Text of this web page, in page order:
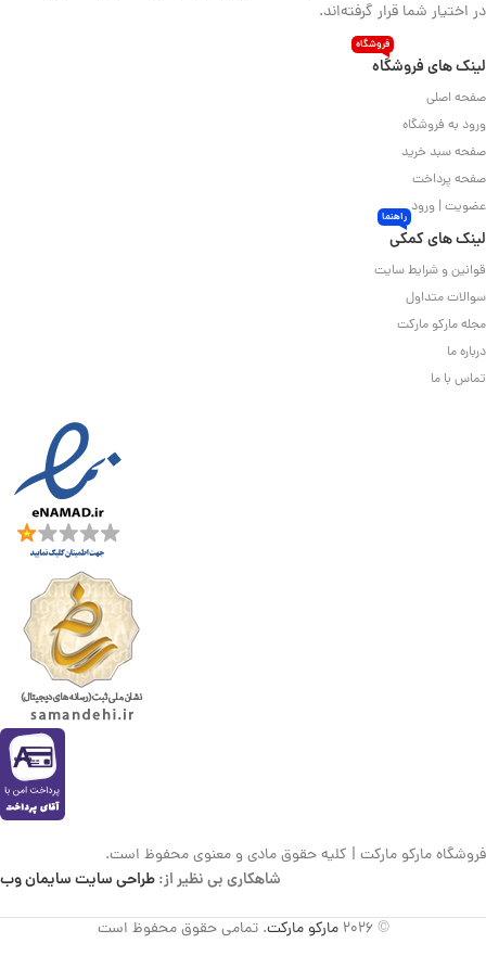
در اختیار شما قرار گرفته‌اند.
لینک های فروشگاه
فروشگاه
صفحه اصلی
ورود به فروشگاه
صفحه سبد خرید
صفحه پرداخت
عضویت | ورود
لینک های کمکی
راهنما
قوانین و شرایط سایت
سوالات متداول
مجله مارکو مارکت
درباره ما
تماس با ما
فروشگاه مارکو مارکت | کلیه حقوق مادی و معنوی محفوظ است.
شاهکاری بی نظیر از:طراحی سایت سایمان وب
© 2026 مارکو مارکت. تمامی حقوق محفوظ است